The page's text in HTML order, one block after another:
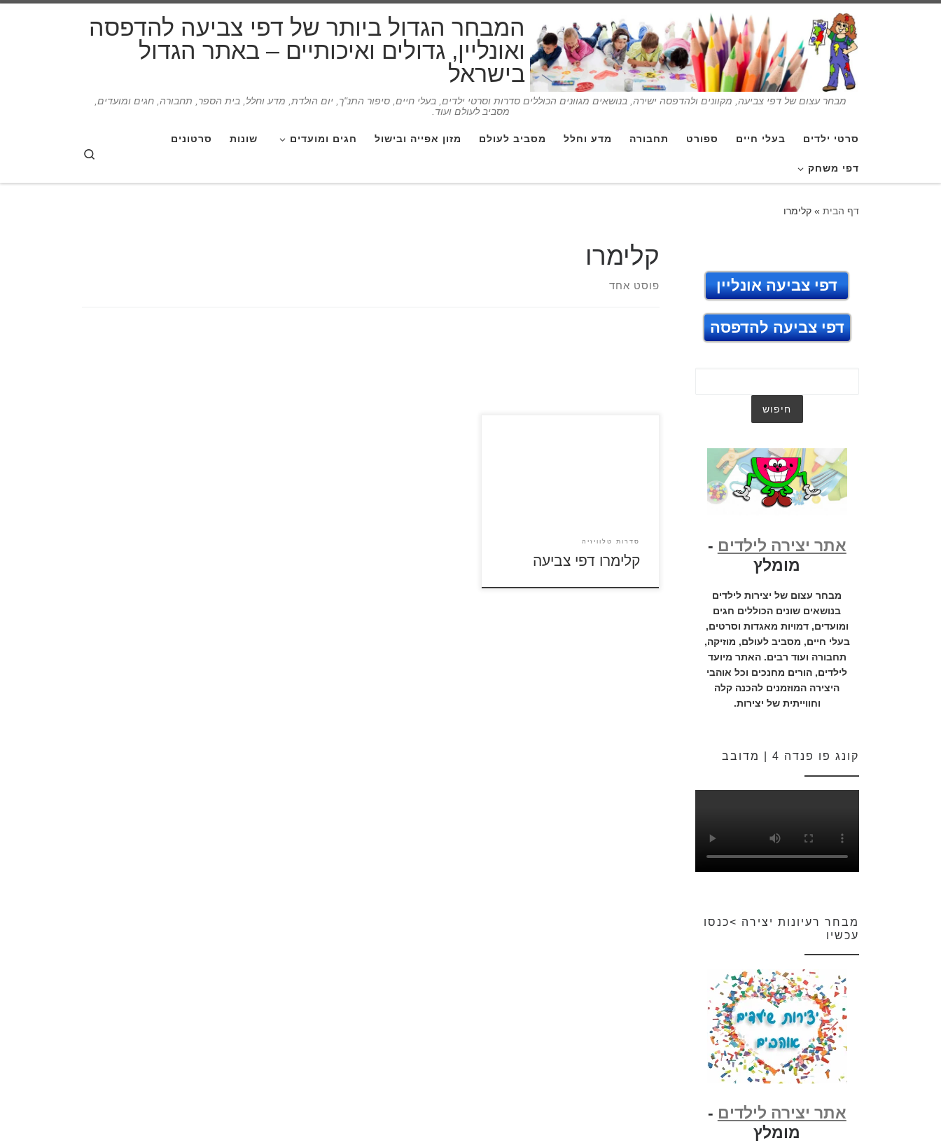
המבחר הגדול ביותר של דפי צביעה להדפסה
ואונליין, גדולים ואיכותיים – באתר הגדול
בישראל
מבחר עצום של דפי צביעה, מקוונים ולהדפסה ישירה, בנושאים מגוונים הכוללים סדרות וסרטי ילדים, בעלי חיים, סיפור התנ"ך, יום הולדת, מדע וחלל, בית הספר, תחבורה, חגים ומועדים,
מסביב לעולם ועוד.
סרטי ילדים בעלי חיים ספורט תחבורה מדע וחלל מסביב לעולם מזון אפייה ובישול חגים ומועדים שונות סרטונים
דפי משחק
דף הבית » קלימרו
קלימרו
פוסט אחד
סדרות טלוויזיה
קלימרו דפי צביעה
דפי צביעה אונליין
דפי צביעה להדפסה
אתר יצירה לילדים -
מומלץ
מבחר עצום של יצירות לילדים
בנושאים שונים הכוללים חגים
ומועדים, דמויות מאגדות וסרטים,
בעלי חיים, מסביב לעולם, מוזיקה,
תחבורה ועוד רבים. האתר מיועד
לילדים, הורים מחנכים וכל אוהבי
היצירה המוזמנים להכנה קלה
וחווייתית של יצירות.
קונג פו פנדה 4 | מדובב
מבחר רעיונות יצירה >כנסו
עכשיו
אתר יצירה לילדים -
מומלץ